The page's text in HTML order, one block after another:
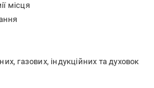
місця
газових, індукційних та духовок